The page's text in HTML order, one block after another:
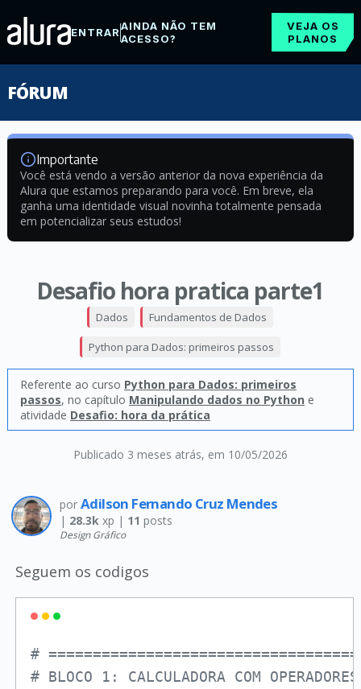
ENTRARAINDA NÃO TEM
ACESSO?
VEJA OS
PLANOS
FÓRUM
Importante
Você está vendo a versão anterior da nova experiência da
Alura que estamos preparando para você. Em breve, ela
ganha uma identidade visual novinha totalmente pensada
em potencializar seus estudos!
Desafio hora pratica parte1
Publicado 3 meses atrás, em 10/05/2026
Dados Fundamentos de Dados
Python para Dados: primeiros passos
Referente ao curso Python para Dados: primeiros
passos, no capítulo Manipulando dados no Python e
atividade Desafio: hora da prática
por Adilson Fernando Cruz Mendes
| 28.3kxp | 11 posts
Design Gráfico
Seguem os codigos
#
# BLOCO 1: CALCULADORA COM OPERADORES